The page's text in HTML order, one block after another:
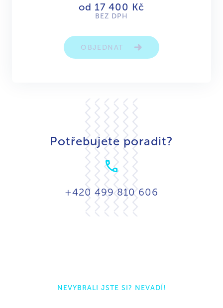
od 17 400 Kč
BEZ DPH
OBJEDNAT
Potřebujete poradit?
+420 499 810 606
NEVYBRALI JSTE SI? NEVADÍ!